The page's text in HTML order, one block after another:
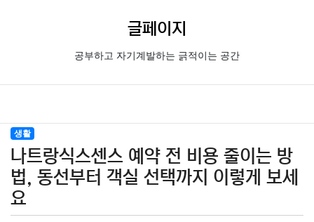
글페이지
공부하고 자기계발하는 긁적이는 공간
생활
나트랑식스센스 예약 전 비용 줄이는 방
법, 동선부터 객실 선택까지 이렇게 보세
요